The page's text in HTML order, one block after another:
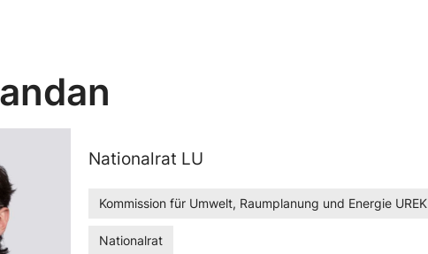
Nationalrat LU
Kommission für Umwelt, Raumplanung und Energie UREK
Nationalrat